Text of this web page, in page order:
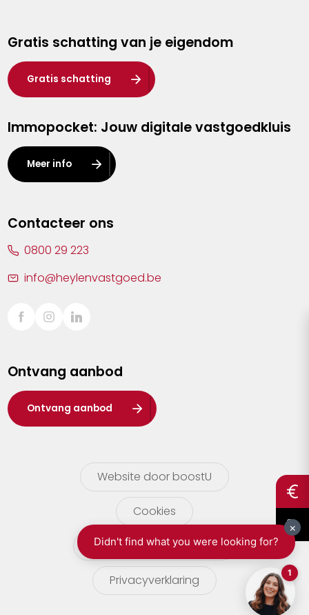
Hasselt
Heist-op-den-Berg
Herentals
Kalmthout
Leuven
Lier
Sint-Truiden
Waasland
Wuustwezel
Zoersel
Gratis schatting van je eigendom
Gratis schatting
Immopocket: Jouw digitale vastgoedkluis
Meer info
Contacteer ons
0800 29 223
info@heylenvastgoed.be
Ontvang aanbod
Ontvang aanbod
Website door boostU
Cookies
gebruikersvoorwaarden
Privacyverklaring